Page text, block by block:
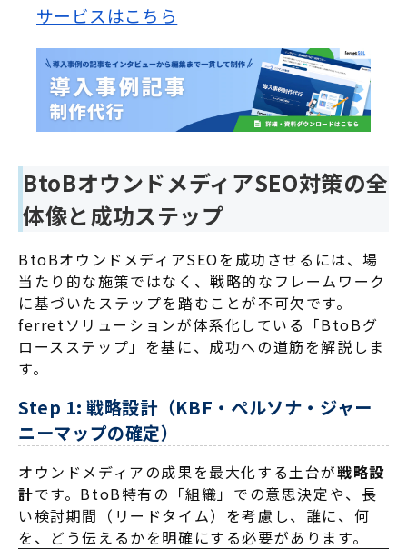
サービスはこちら
BtoBオウンドメディアSEO対策の全
体像と成功ステップ
BtoBオウンドメディアSEOを成功させるには、場
当たり的な施策ではなく、戦略的なフレームワーク
に基づいたステップを踏むことが不可欠です。
ferretソリューションが体系化している「BtoBグ
ロースステップ」を基に、成功への道筋を解説しま
す。
Step 1: 戦略設計（KBF・ペルソナ・ジャー
ニーマップの確定）
オウンドメディアの成果を最大化する土台が戦略設
計です。BtoB特有の「組織」での意思決定や、長
い検討期間（リードタイム）を考慮し、誰に、何
を、どう伝えるかを明確にする必要があります。